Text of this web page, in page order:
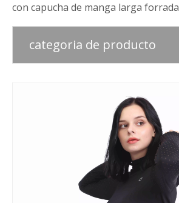
Tienda
con capucha de manga larga forrada
categoria de producto